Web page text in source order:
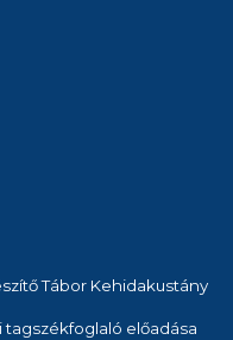
Tábor Kehidakustány
tagszékfoglaló előadása